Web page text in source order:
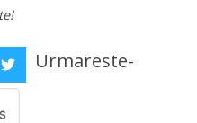
Urmareste-